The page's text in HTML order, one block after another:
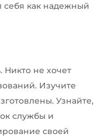
как надежный
Никто не хочет
Изучите
Узнайте,
службы и
своей